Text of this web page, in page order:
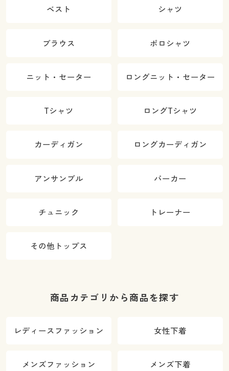
ベスト シャツ
ブラウス ポロシャツ
ニット・セーター ロングニット・セーター
Tシャツ ロングTシャツ
カーディガン ロングカーディガン
アンサンブル パーカー
チュニック トレーナー
その他トップス
商品カテゴリから商品を探す
レディースファッション 女性下着
メンズファッション メンズ下着